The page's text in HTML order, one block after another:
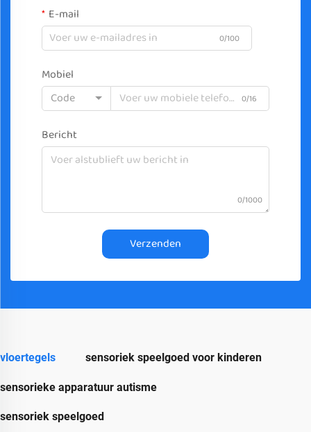
E-mail
0/100
Mobiel
Code
0/16
Bericht
0/1000
Verzenden
vloertegels sensoriek speelgoed voor kinderen
sensorieke apparatuur autisme
sensoriek speelgoed